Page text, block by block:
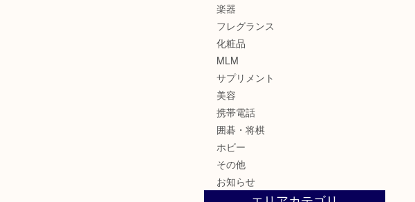
楽器
フレグランス
化粧品
MLM
サプリメント
美容
携帯電話
囲碁・将棋
ホビー
その他
お知らせ